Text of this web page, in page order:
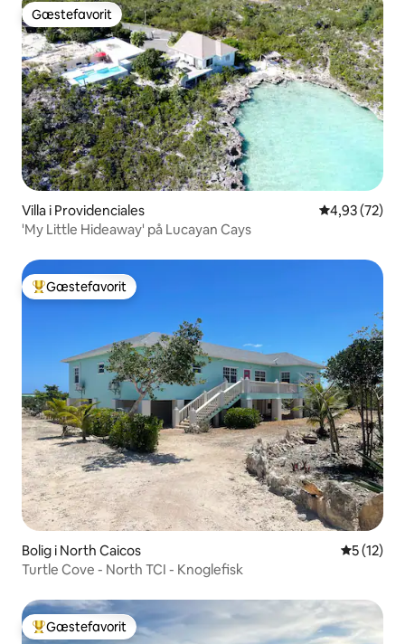
Gæstefavorit
Gæstefavorit
Villa i Providenciales 4,93 ud af 5 i
4,93 (72)
'My Little Hideaway' på Lucayan Cays
Bedste gæstefavorit
Gæstefavorit
Bolig i North Caicos 5 ud af 5
5 (12)
Turtle Cove - North TCI - Knoglefisk
Bedste gæstefavorit
Gæstefavorit